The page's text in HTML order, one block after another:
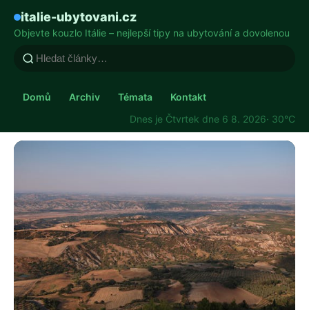
italie-ubytovani.cz
Objevte kouzlo Itálie – nejlepší tipy na ubytování a dovolenou
Domů Archiv Témata
Kontakt
Dnes je Čtvrtek dne 6 8. 2026· 30°C